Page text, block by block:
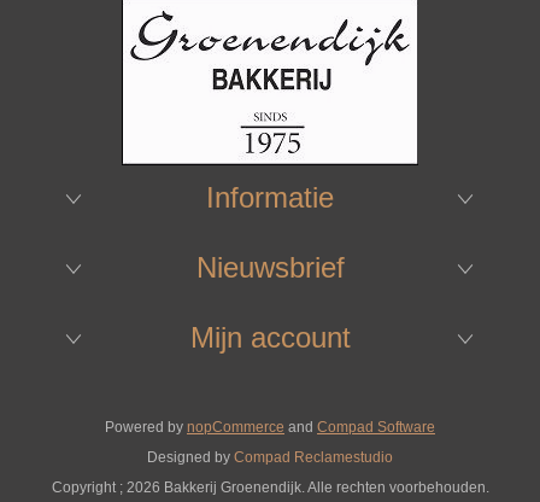
Informatie
Nieuwsbrief
Mijn account
Powered by nopCommerce and Compad Software
Designed by Compad Reclamestudio
Copyright ; 2026 Bakkerij Groenendijk. Alle rechten voorbehouden.